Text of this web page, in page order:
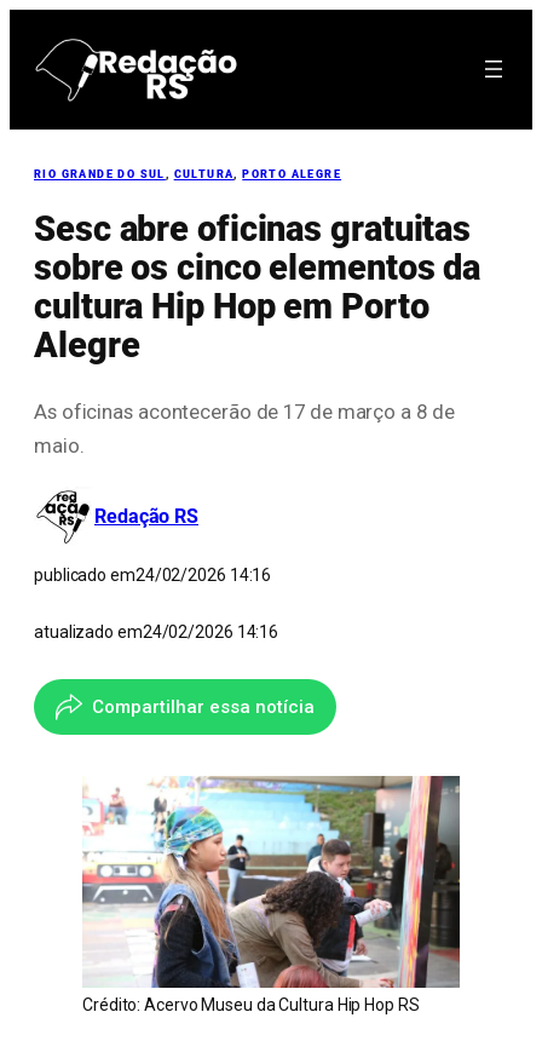
para
RIO GRANDE DO SUL , CULTURA, PORTO ALEGRE
Sesc abre oficinas gratuitas
sobre os cinco elementos da
cultura Hip Hop em Porto
Alegre
As oficinas acontecerão de 17 de março a 8 de
maio.
Redação RS
publicado em24/02/2026 14:16
atualizado em24/02/2026 14:16
Compartilhar essa notícia
Crédito: Acervo Museu da Cultura Hip Hop RS